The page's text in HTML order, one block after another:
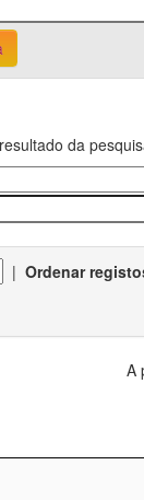
da
| Ordenar
A